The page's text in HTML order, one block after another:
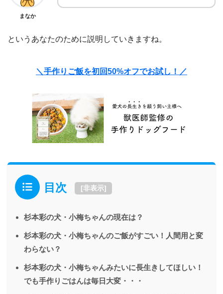
まなか
というあなたのために説明していきますね。
＼手作りご飯を初回50%オフでお試し！／
目次 [非表示]
杉本彩の犬・小梅ちゃんの現在は？
杉本彩の犬・小梅ちゃんのご飯がすごい！人間用と変
わらない？
杉本彩の犬・小梅ちゃんみたいに長生きしてほしい！
でも手作りごはんは毎日大変・・・